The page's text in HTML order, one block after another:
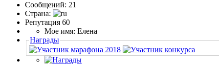
Сообщений: 21
Страна:
Репутация 60
Мое имя: Елена
Награды